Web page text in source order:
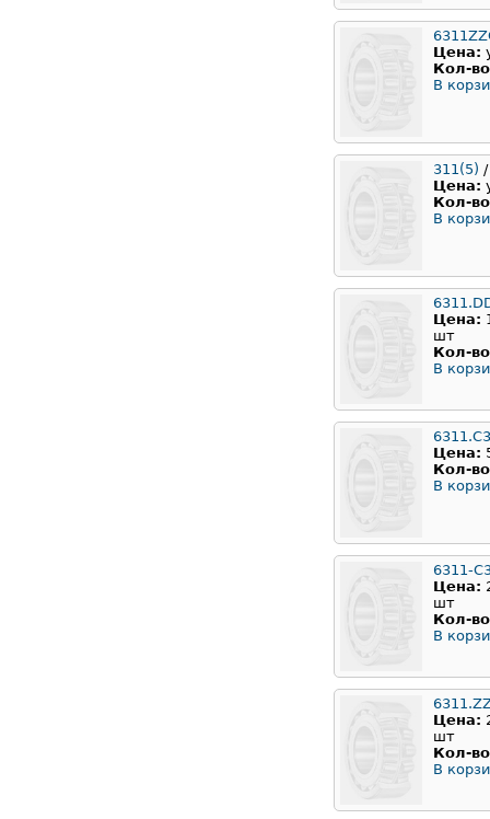
Цена:
Кол-
В
311(5) /
Цена:
Кол-
В
Цена:
шт
Кол-
В
6311.C3
Цена:
Кол-
В
6311-
Цена:
шт
Кол-
В
Цена:
шт
Кол-
В